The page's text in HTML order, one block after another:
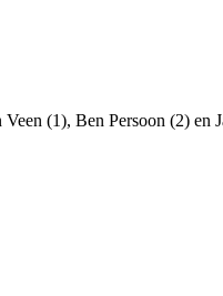
(1), Ben Persoon (2)